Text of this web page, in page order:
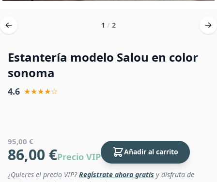
1 / 2
Estantería modelo Salou en color
sonoma
4.6 ★★★★☆
95,00 €
86,00 €Precio VIP Añadir al carrito
¿Quieres el precio VIP?Regístrate ahora gratis y disfruta de